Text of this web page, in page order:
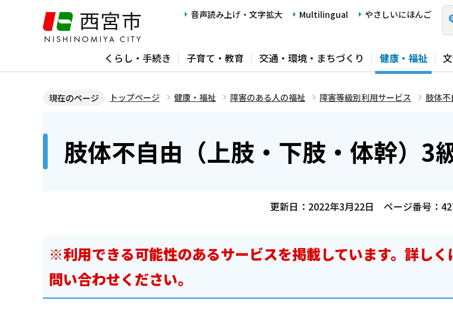
ジ
音声読み上げ・文字拡大 Multilingual やさしいにほんご
くらし・手続き 子育て・教育 交通・環境・まちづくり 健康・福祉
現在のページ トップページ 健康・福祉 障害のある人の福祉 障害等級別利用サービス 肢体不
肢体不自由（上肢・下肢・体幹）3
更新日：2022年3月22日 ページ番号：
※利用できる可能性のあるサービスを掲載しています。詳しく
問い合わせください。